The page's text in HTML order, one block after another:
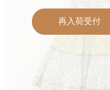
再入荷受付